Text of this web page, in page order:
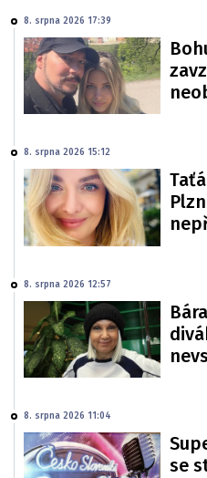
8. srpna 2026 17:39
8. srpna 2026 15:12
8. srpna 2026 12:57
8. srpna 2026 11:04
se